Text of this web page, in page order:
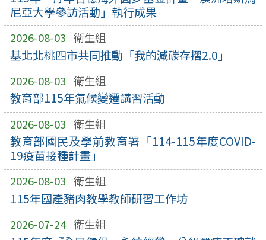
尼亞大學參訪活動」執行成果
2026-08-03 衛生組
基北北桃四市共同推動「我的減碳存摺2.0」
2026-08-03 衛生組
教育部115年氣候變遷講習活動
2026-08-03 衛生組
教育部國民及學前教育署「114-115年度COVID-
19疫苗接種計畫」
2026-08-03 衛生組
115年國產豬肉教學教師研習工作坊
2026-07-24 衛生組